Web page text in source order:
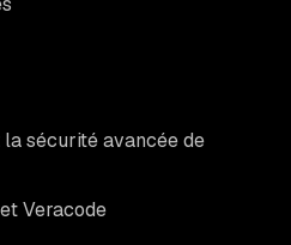
sécurité avancée de
Veracode